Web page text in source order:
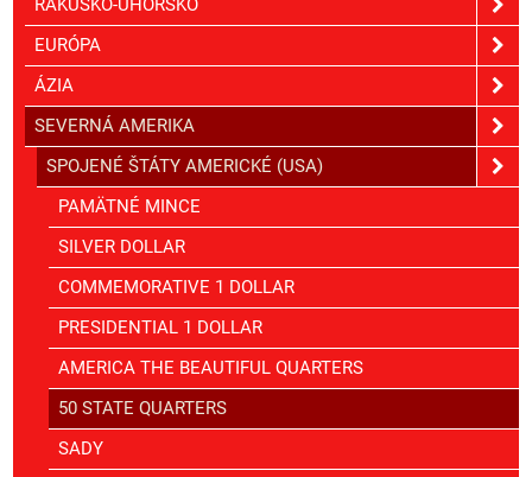
RAKÚSKO-UHORSKO
EURÓPA
ÁZIA
SEVERNÁ AMERIKA
SPOJENÉ ŠTÁTY AMERICKÉ (USA)
PAMÄTNÉ MINCE
SILVER DOLLAR
COMMEMORATIVE 1 DOLLAR
PRESIDENTIAL 1 DOLLAR
AMERICA THE BEAUTIFUL QUARTERS
50 STATE QUARTERS
SADY